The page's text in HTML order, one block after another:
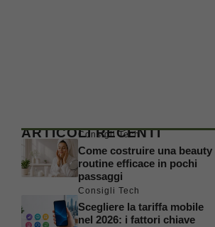
ARTICOLI RECENTI
Consigli Tech
Come costruire una beauty
routine efficace in pochi
passaggi
Consigli Tech
Scegliere la tariffa mobile
nel 2026: i fattori chiave